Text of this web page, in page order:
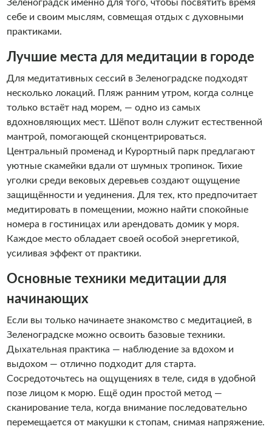
Зеленоградск именно для того, чтобы посвятить время
себе и своим мыслям, совмещая отдых с духовными
практиками.
Лучшие места для медитации в городе
Для медитативных сессий в Зеленоградске подходят
несколько локаций. Пляж ранним утром, когда солнце
только встаёт над морем, — одно из самых
вдохновляющих мест. Шёпот волн служит естественной
мантрой, помогающей сконцентрироваться.
Центральный променад и Курортный парк предлагают
уютные скамейки вдали от шумных тропинок. Тихие
уголки среди вековых деревьев создают ощущение
защищённости и уединения. Для тех, кто предпочитает
медитировать в помещении, можно найти спокойные
номера в гостиницах или арендовать домик у моря.
Каждое место обладает своей особой энергетикой,
усиливая эффект от практики.
Основные техники медитации для
начинающих
Если вы только начинаете знакомство с медитацией, в
Зеленоградске можно освоить базовые техники.
Дыхательная практика — наблюдение за вдохом и
выдохом — отлично подходит для старта.
Сосредоточьтесь на ощущениях в теле, сидя в удобной
позе лицом к морю. Ещё один простой метод —
сканирование тела, когда внимание последовательно
перемещается от макушки к стопам, снимая напряжение.